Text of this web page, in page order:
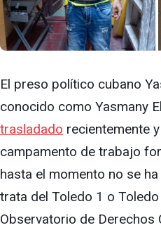
El preso político cubano
conocido como Yasmany
trasladado recientemente
campamento de trabajo
hasta el momento no se
trata del Toledo 1 o
Observatorio de Derechos